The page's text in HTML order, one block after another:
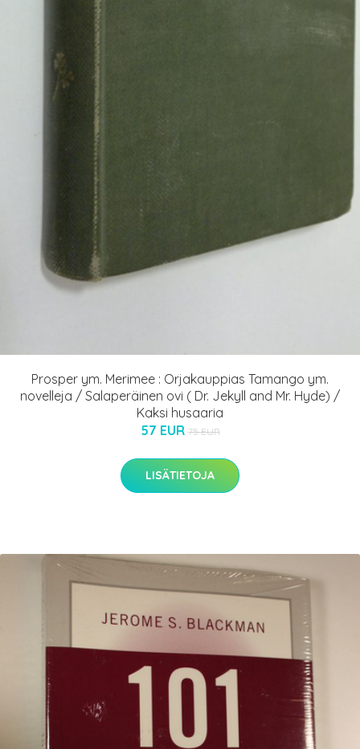
Prosper ym. Merimee : Orjakauppias Tamango ym.
novelleja / Salaperäinen ovi ( Dr. Jekyll and Mr. Hyde) /
Kaksi husaaria
57 EUR 75 EUR
LISÄTIETOJA